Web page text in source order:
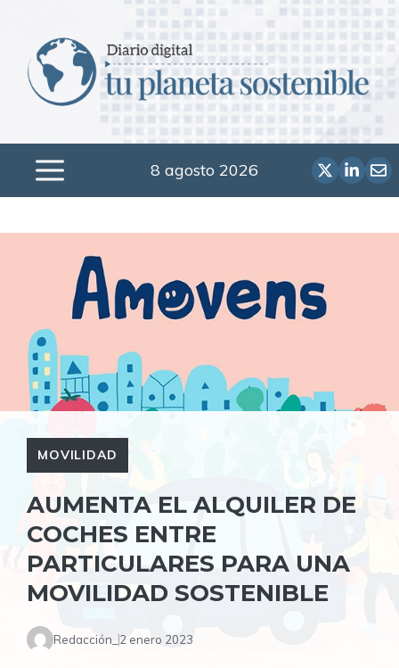
contenido
Menú
8 agosto 2026
MOVILIDAD
AUMENTA EL ALQUILER DE
COCHES ENTRE
PARTICULARES PARA UNA
MOVILIDAD SOSTENIBLE
Redacción_ 2 enero 2023